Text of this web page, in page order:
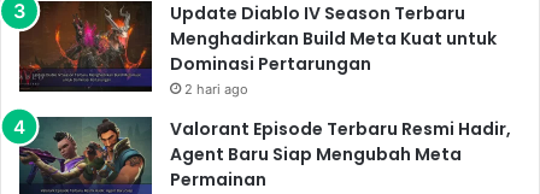
Update Diablo IV Season Terbaru
Menghadirkan Build Meta Kuat untuk
Dominasi Pertarungan
2 hari ago
Valorant Episode Terbaru Resmi Hadir,
Agent Baru Siap Mengubah Meta
Permainan